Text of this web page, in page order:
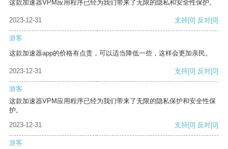
这款加速器VPM应用程序已经为我们带来了无限的隐私和安全性保护。
2023-12-31 支持[0] 反对[0]
游客
这款加速器app的价格有点贵，可以适当降低一些，这样会更加亲民。
2023-12-31 支持[0] 反对[0]
游客
这款加速器VPM应用程序已经为我们带来了无限的隐私保护和安全性保
护。
2023-12-31
支持[0] 反对[0]
游客